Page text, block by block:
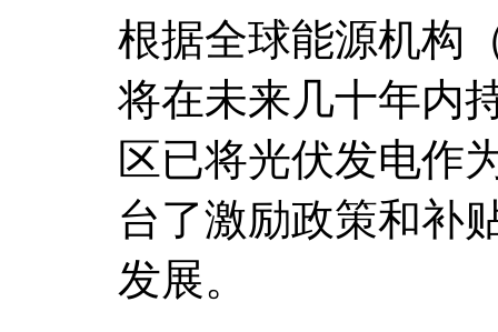
根据全球能源机构
将在未来几十年内
区已将光伏发电作
台了激励政策和补
发展。